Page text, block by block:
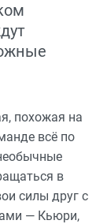
похожая на
всё по
в
силы друг с
— Кьюри,